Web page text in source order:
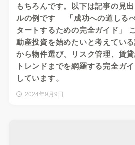
もちろんです。以下は記事の見
ルの例です 「成功への道しる
タートするための完全ガイド」
動産投資を始めたいと考えてい
から物件選び、リスク管理、賃
トレンドまでを網羅する完全ガ
しています。
2024年9月9日